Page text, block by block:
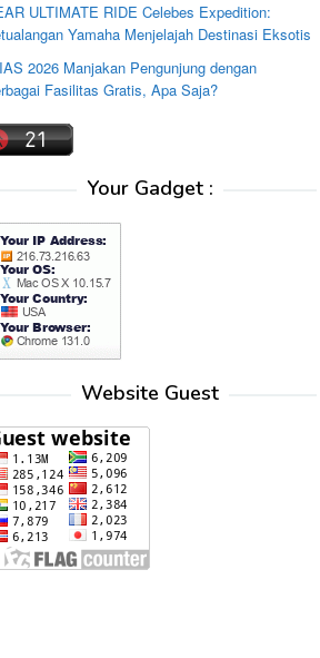
ULTIMATE RIDE Celebes Expedition:
Yamaha Menjelajah Destinasi Eksotis
2026 Manjakan Pengunjung dengan
Fasilitas Gratis, Apa Saja?
Your Gadget :
Website Guest